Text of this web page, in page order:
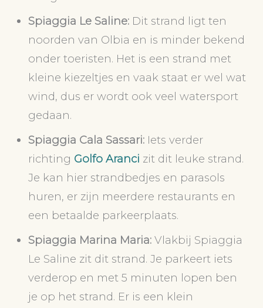
Spiaggia Le Saline: Dit strand ligt ten
noorden van Olbia en is minder bekend
onder toeristen. Het is een strand met
kleine kiezeltjes en vaak staat er wel wat
wind, dus er wordt ook veel watersport
gedaan.
Spiaggia Cala Sassari: Iets verder
richting Golfo Aranci zit dit leuke strand.
Je kan hier strandbedjes en parasols
huren, er zijn meerdere restaurants en
een betaalde parkeerplaats.
Spiaggia Marina Maria:Vlakbij Spiaggia
Le Saline zit dit strand. Je parkeert iets
verderop en met 5 minuten lopen ben
je op het strand. Er is een klein